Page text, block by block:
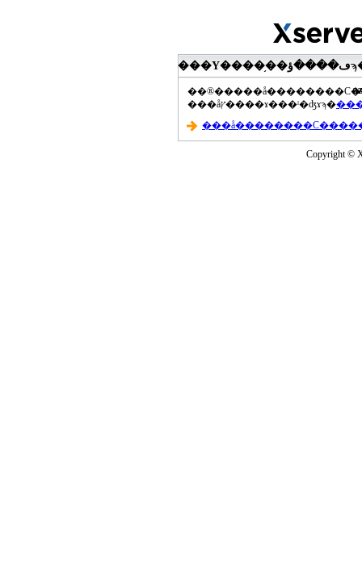
���Υ����֥��ڡ����ؤϡ��ޤ��ۡ���ڡ��������åץ����ɤ���Ƥ��ޤ���agua-
���åץ����ɤ���ˡ�ʤɤϡ�
Copyright ©